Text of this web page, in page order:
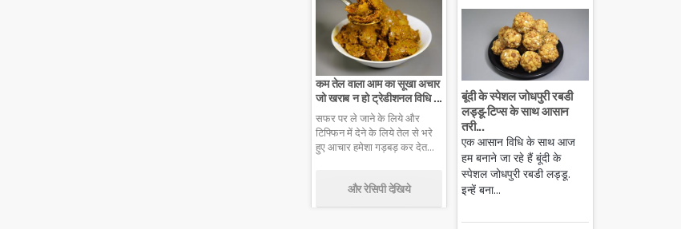
कम तेल वाला आम का सूखा अचार
जो खराब न हो ट्रेडीशनल विधि ...
सफर पर ले जाने के लिये और
टिफ्फिन में देने के लिये तेल से भरे
हुए आचार हमेशा गड़बड़ कर देत...
और रेसिपी देखिये
बूंदी के स्पेशल जोधपुरी रबडी
लड्डू-टिप्स के साथ आसान
तरी...
एक आसान विधि के साथ आज
हम बनाने जा रहे हैं बूंदी के
स्पेशल जोधपुरी रबडी लड्डू.
इन्हें बना...